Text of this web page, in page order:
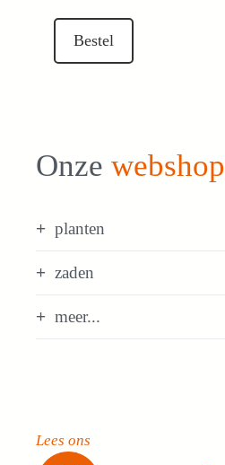
Bestel
Onze webshop
planten
zaden
meer...
Lees ons